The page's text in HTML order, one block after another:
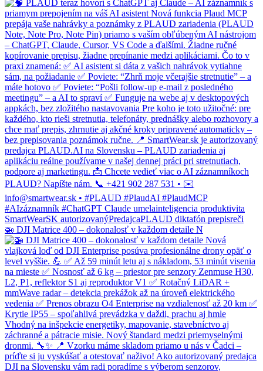
🚁 DJI Matrice 400 – dokonalosť v každom detaile N